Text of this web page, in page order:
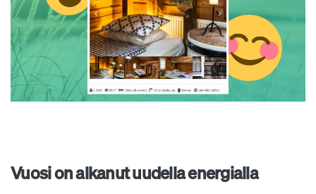
Vuosi on alkanut uudella energialla